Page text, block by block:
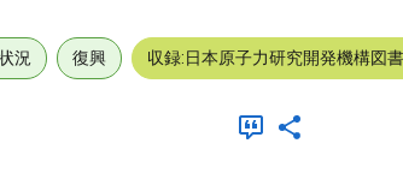
況 復興 収録:日本原子力研究開発機構図